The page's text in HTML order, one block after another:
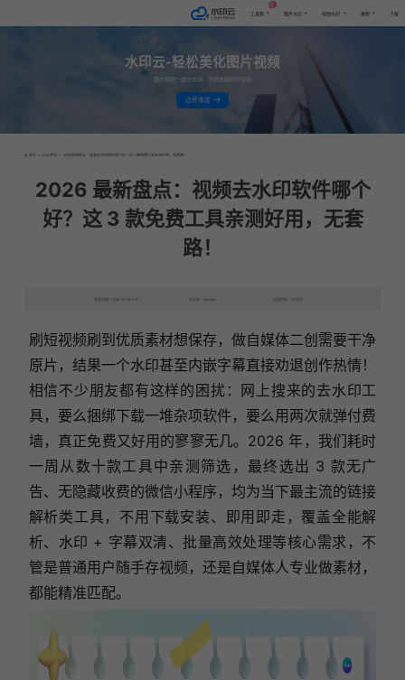
工具集
AI
图片水印 视频水印 教程 下载
水印云-轻松美化图片视频
图片视频一键去水印，手机电脑均可使用
立即体验
首页 > 行业资讯 > 2026 最新盘点：视频去水印软件哪个好？这 3 款免费工具亲测好用，无套路！
2026 最新盘点：视频去水印软件哪个
好？这 3 款免费工具亲测好用，无套
路！
发布日期：2026-02-09 10:41 发表者：qianqian 浏览次数：1428次
刷短视频刷到优质素材想保存，做自媒体二创需要干净
原片，结果一个水印甚至内嵌字幕直接劝退创作热情！
相信不少朋友都有这样的困扰：网上搜来的去水印工
具，要么捆绑下载一堆杂项软件，要么用两次就弹付费
墙，真正免费又好用的寥寥无几。2026 年，我们耗时
一周从数十款工具中亲测筛选，最终选出 3 款无广
告、无隐藏收费的微信小程序，均为当下最主流的链接
解析类工具，不用下载安装、即用即走，覆盖全能解
析、水印 + 字幕双清、批量高效处理等核心需求，不
管是普通用户随手存视频，还是自媒体人专业做素材，
都能精准匹配。